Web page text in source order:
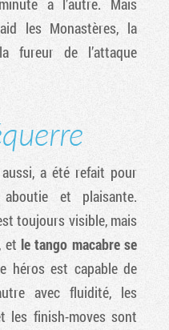
à l’autre. Mais
les Monastères, la
fureur de l’attaque
a été refait pour
et plaisante.
toujours visible, mais
et le tango macabre se
héros est capable de
avec fluidité, les
les finish-moves sont